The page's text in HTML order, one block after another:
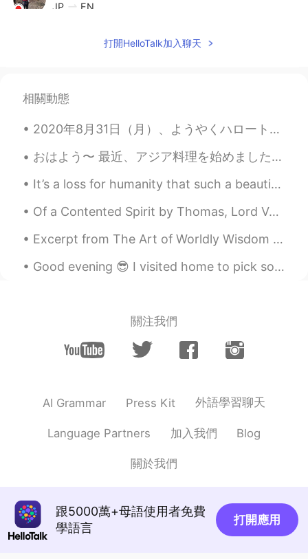
JP EN
has many thorns. At my flower shop, my
Joël ジョエル
very little water
Joël ジョエル 2021.06.20 04:11
normal Bougainvillea vine. It would grow
🌺 But it would often freeze in the winter
vine and thorns. 🥀When I was finished
cleaning it my skin was all scraped as if I
had been fighting cats 🙁
JP PT
in Okinawa Japan. or Chichijima There is
in Ogasawara shotou.
https://www.ogasawaramura.com/ In
打開HelloTalk加入聊天
相關動態
2020年8月31日（月）、ようやくハロートークの日本人スピーカーに会いました。 😱 ロンドンで日本語を話してくれる人に会うとは思いもしませんでした。 彼は素晴らしかった、私は彼に会えて本...
おはよう〜 最近、アジア料理を始めました。(アジア料理を始めって。） どう〜？ 昨日の写真: (please correct my Japanese. I want to learn be...
It’s a loss for humanity that such a beautiful place was destroyed. I hope Notre Dame can be reb...
Of a Contented Spirit by Thomas, Lord Vaux. Part 1 of 3. WHEN all is done and said, in the end ...
Excerpt from The Art of Worldly Wisdom by Baltasar Gracián. cclxvii Silken Words, sugared Manner...
Good evening 😎 I visited home to pick some things up. I know it’s getting closed to Christmas on...
關注我們
AI Grammar Press Kit 外語學習聊天
Language Partners 加入我們 Blog
關於我們
跟5000萬+母語使用者免費
學語言
打開應用